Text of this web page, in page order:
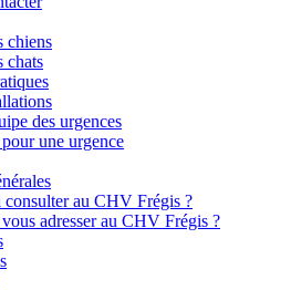
chiens
chats
des urgences
une urgence
consulter au CHV Frégis ?
adresser au CHV Frégis ?